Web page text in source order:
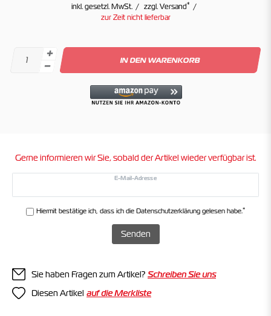
inkl. gesetzl. MwSt. zzgl. Versand*
zur Zeit nicht lieferbar
IN DEN WARENKORB
Gerne informieren wir Sie, sobald der Artikel wieder verfügbar ist.
E-Mail-Adresse
Hiermit bestätige ich, dass ich dieDaten­schutz­erklärung gelesen habe.*
Senden
Sie haben Fragen zum Artikel? Schreiben Sie uns
Diesen Artikel